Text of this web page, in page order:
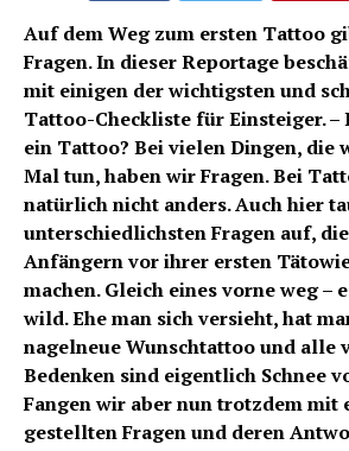
Auf dem Weg zum ersten Tattoo
Fragen. In dieser Reportage
mit einigen der wichtigsten und
Tattoo-Checkliste für Einsteiger. –
ein Tattoo? Bei vielen Dingen, die
Mal tun, haben wir Fragen. Bei
natürlich nicht anders. Auch hier
unterschiedlichsten Fragen auf,
Anfängern vor ihrer ersten
machen. Gleich eines vorne weg –
wild. Ehe man sich versieht, hat
nagelneue Wunschtattoo und alle
Bedenken sind eigentlich Schnee
Fangen wir aber nun trotzdem mit
gestellten Fragen und deren